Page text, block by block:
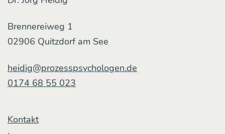
Brennereiweg 1
02906 Quitzdorf am See
heidig@prozesspsychologen.de
0174 68 55 023
Kontakt